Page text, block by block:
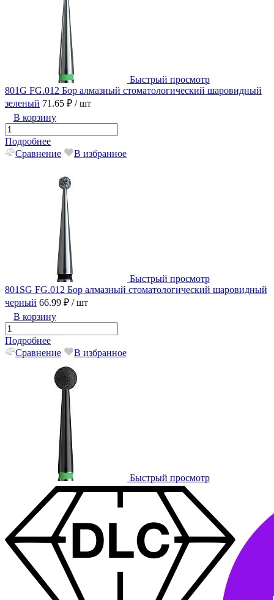
Быстрый просмотр
801G FG.012 Бор алмазный стоматологический шаровидный
зеленый 71.65 ₽ / шт
В корзину
Подробнее
Сравнение
В избранное
Быстрый просмотр
801SG FG.012 Бор алмазный стоматологический шаровидный
черный 66.99 ₽ / шт
В корзину
Подробнее
Сравнение
В избранное
Быстрый просмотр